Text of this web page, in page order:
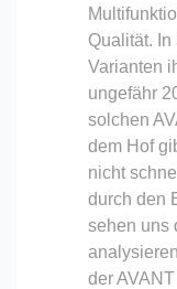
Qualität.
Varianten
ungefähr
solchen
dem Hof
nicht
durch den
sehen uns
der